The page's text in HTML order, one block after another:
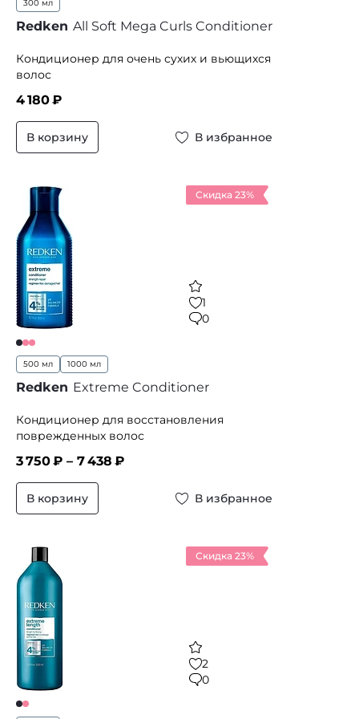
300 мл
Redken All Soft Mega Curls Conditioner
Кондиционер для очень сухих и вьющихся
волос
4 180₽
В корзину В избранное
Скидка 23%
1
0
500 мл 1000 мл
Redken Extreme Conditioner
Кондиционер для восстановления
поврежденных волос
3 750₽ – 7 438 ₽
В корзину В избранное
Скидка 23%
2
0